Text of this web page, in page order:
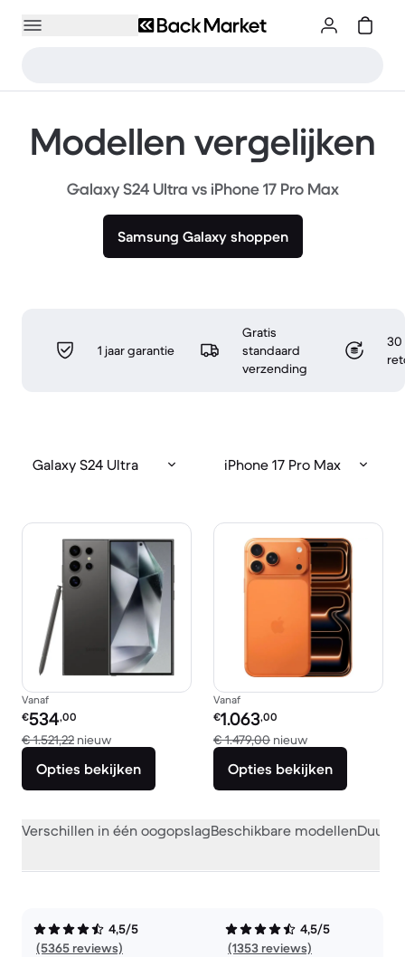
Modellen vergelijken
Galaxy S24 Ultra vs iPhone 17 Pro Max
Samsung Galaxy shoppen
1 jaar garantie
Gratis
standaard
verzending
30
Galaxy S24 Ultra iPhone 17 Pro Max
Vanaf
Refurbished prijs:
€534,00
€ 1.521,22 nieuwVergeleken met € 1.521,22 nieuw
Opties bekijken
Vanaf
Refurbished prijs:
€1.063,00
€ 1.479,00 nieuwVergeleken met
Opties bekijken
Verschillen in één oogopslagBeschikbare modellen
4,5/5
(5365 reviews)
4,5/5
(1353 reviews)